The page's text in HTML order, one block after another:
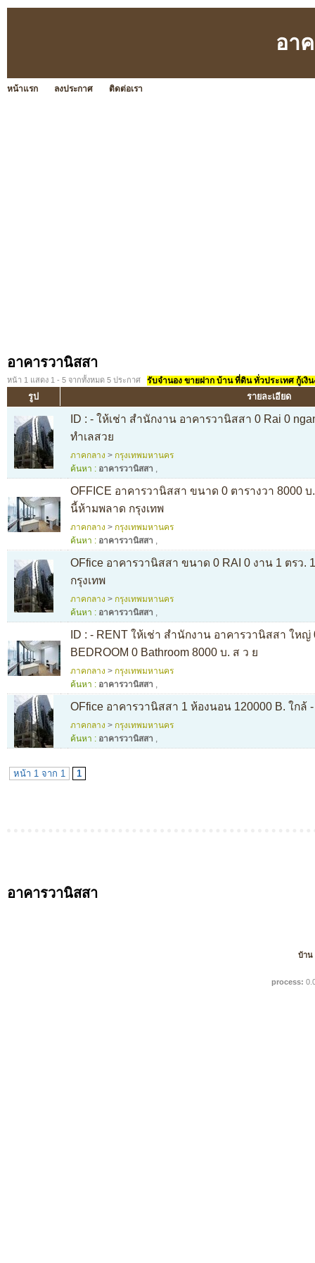
อา
หน้าแรก ลงประกาศ ติดต่อเรา
อาคารวานิสสา
หน้า 1 แสดง 1 - 5 จากทั้งหมด 5 ประกาศ รับจำนอง ขายฝาก บ้าน ที่ดิน ทั่วประเทศ กู้เงิ
รูป รายละเอียด
ID : - ให้เช่า สำนักงาน อาคารวานิสสา 0 Rai 0
ทำเลสวย
ภาคกลาง > กรุงเทพมหานคร
ค้นหา : อาคารวานิสสา ,
OFFICE อาคารวานิสสา ขนาด 0 ตารางวา 8000
นี้ห้ามพลาด กรุงเทพ
ภาคกลาง > กรุงเทพมหานคร
ค้นหา : อาคารวานิสสา ,
OFfice อาคารวานิสสา ขนาด 0 RAI 0 งาน 1 ตรว.
กรุงเทพ
ภาคกลาง > กรุงเทพมหานคร
ค้นหา : อาคารวานิสสา ,
ID : - RENT ให้เช่า สำนักงาน อาคารวานิสสา ใหญ่
BEDROOM 0 Bathroom 8000 บ. ส ว ย
ภาคกลาง > กรุงเทพมหานคร
ค้นหา : อาคารวานิสสา ,
OFfice อาคารวานิสสา 1 ห้องนอน 120000 B. ใกล้
ภาคกลาง > กรุงเทพมหานคร
ค้นหา : อาคารวานิสสา ,
หน้า 1 จาก 1 1
อาคารวานิสสา
บ้าน
process: